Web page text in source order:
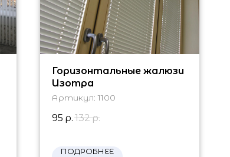
Горизонтальные жалюзи
Изотра
Артикул: 1100
95 р. 132 р.
ПОДРОБНЕЕ